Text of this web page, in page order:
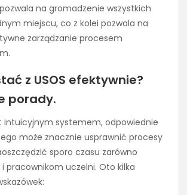
na gromadzenie wszystkich
miejscu, co z kolei pozwala na
zarządzanie procesem
z USOS efektywnie?
porady.
intuicyjnym systemem, odpowiednie
może znacznie usprawnić procesy
sporo czasu zarówno
pracownikom uczelni. Oto kilka